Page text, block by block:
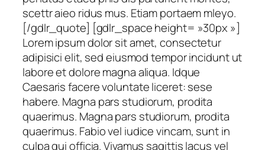
scettr aieo ridus mus. Etiam portaem mleyo.
[/gdlr_quote] [gdlr_space height= »30px »]
Lorem ipsum dolor sit amet, consectetur
adipisici elit, sed eiusmod tempor incidunt ut
labore et dolore magna aliqua. Idque
Caesaris facere voluntate liceret: sese
habere. Magna pars studiorum, prodita
quaerimus. Magna pars studiorum, prodita
quaerimus. Fabio vel iudice vincam, sunt in
culpa qui officia. Vivamus sagittis lacus vel